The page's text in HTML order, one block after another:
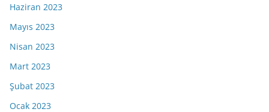
Haziran 2023
Mayıs 2023
Nisan 2023
Mart 2023
Şubat 2023
Ocak 2023